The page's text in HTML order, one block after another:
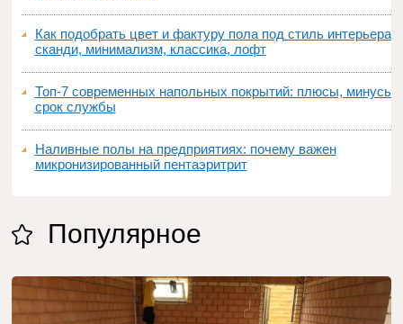
Как подобрать цвет и фактуру пола под стиль интерьера:
сканди, минимализм, классика, лофт
Топ‑7 современных напольных покрытий: плюсы, минусы,
срок службы
Наливные полы на предприятиях: почему важен
микронизированный пентаэритрит
Популярное